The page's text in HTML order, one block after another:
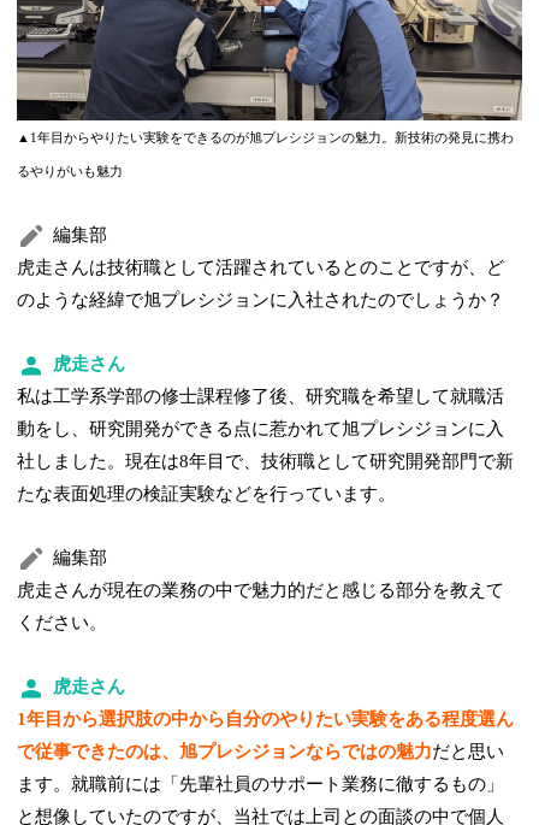
▲1年目からやりたい実験をできるのが旭プレシジョンの魅力。新技術の発見に携わ
るやりがいも魅力
編集部
虎走さんは技術職として活躍されているとのことですが、ど
のような経緯で旭プレシジョンに入社されたのでしょうか？
虎走さん
私は工学系学部の修士課程修了後、研究職を希望して就職活
動をし、研究開発ができる点に惹かれて旭プレシジョンに入
社しました。現在は8年目で、技術職として研究開発部門で新
たな表面処理の検証実験などを行っています。
編集部
虎走さんが現在の業務の中で魅力的だと感じる部分を教えて
ください。
虎走さん
1年目から選択肢の中から自分のやりたい実験をある程度選ん
で従事できたのは、旭プレシジョンならではの魅力だと思い
ます。就職前には「先輩社員のサポート業務に徹するもの」
と想像していたのですが、当社では上司との面談の中で個人